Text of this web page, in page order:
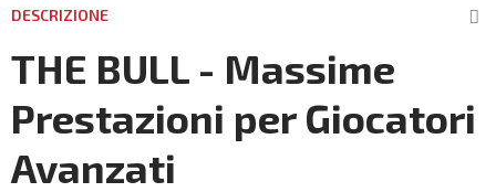
DESCRIZIONE
THE BULL - Massime
Prestazioni per Giocatori
Avanzati